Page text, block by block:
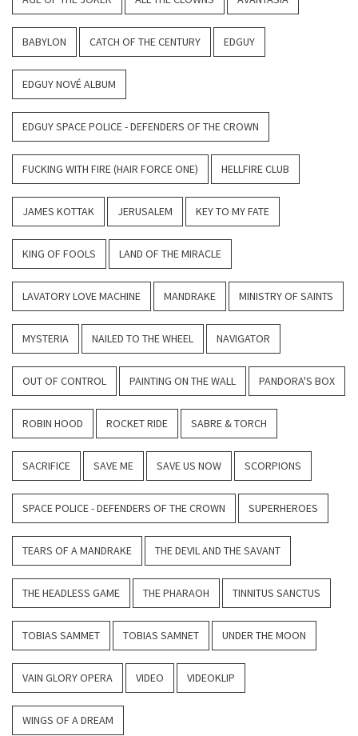
BABYLON CATCH OF THE CENTURY EDGUY
EDGUY NOVÉ ALBUM
EDGUY SPACE POLICE - DEFENDERS OF THE CROWN
FUCKING WITH FIRE (HAIR FORCE ONE) HELLFIRE CLUB
JAMES KOTTAK JERUSALEM KEY TO MY FATE
KING OF FOOLS LAND OF THE MIRACLE
LAVATORY LOVE MACHINE MANDRAKE MINISTRY OF SAINTS
MYSTERIA NAILED TO THE WHEEL NAVIGATOR
OUT OF CONTROL PAINTING ON THE WALL PANDORA'S BOX
ROBIN HOOD ROCKET RIDE SABRE & TORCH
SACRIFICE SAVE ME SAVE US NOW SCORPIONS
SPACE POLICE - DEFENDERS OF THE CROWN SUPERHEROES
TEARS OF A MANDRAKE THE DEVIL AND THE SAVANT
THE HEADLESS GAME THE PHARAOH TINNITUS SANCTUS
TOBIAS SAMMET TOBIAS SAMNET UNDER THE MOON
VAIN GLORY OPERA VIDEO VIDEOKLIP
WINGS OF A DREAM